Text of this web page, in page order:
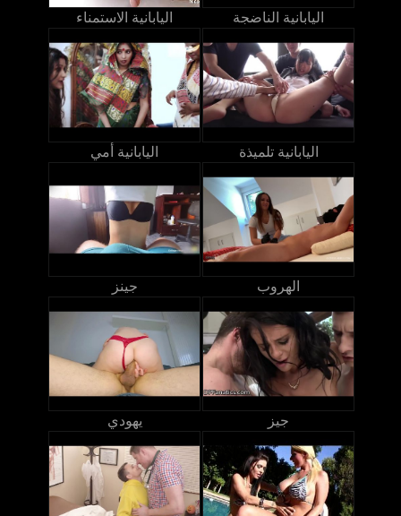
اليابانية الاستمناء اليابانية الناضجة
اليابانية أمي اليابانية تلميذة
جينز الهروب
يهودي جيز